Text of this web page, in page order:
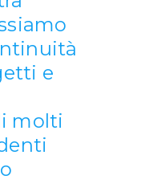
e
molti